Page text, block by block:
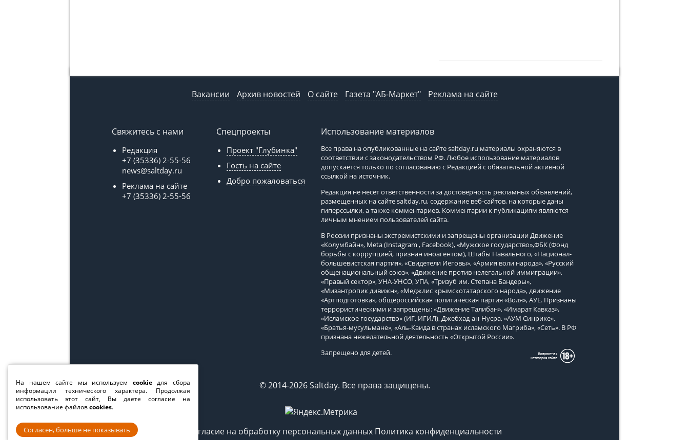
Вакансии Архив новостей О сайте Газета "АБ-Маркет" Реклама на сайте
Свяжитесь с нами
Редакция
+7 (35336) 2-55-56
news@saltday.ru
Реклама на сайте
+7 (35336) 2-55-56
Спецпроекты
Проект "Глубинка"
Гость на сайте
Добро пожаловаться
Использование материалов
Все права на опубликованные на сайтеsaltday.ru материалы охраняются в
соответствии с законодательством РФ. Любое использование материалов
допускается только по согласованию с Редакцией с обязательной активной
ссылкой на источник.
Редакция не несет ответственности за достоверность рекламных объявлений,
размещенных на сайтеsaltday.ru, содержание веб-сайтов, на которые даны
гиперссылки, а также комментариев. Комментарии к публикациям являются
личным мнением пользователей сайта.
В России признаны экстремистскими и запрещены организации Движение
«Колумбайн», Meta (Instagram , Facebook), «Мужское государство»,ФБК (Фонд
борьбы с коррупцией, признан иноагентом), Штабы Навального, «Национал-
большевистская партия», «Свидетели Иеговы», «Армия воли народа», «Русский
общенациональный союз», «Движение против нелегальной иммиграции»,
«Правый сектор», УНА-УНСО, УПА, «Тризуб им. Степана Бандеры»,
«Мизантропик дивижн», «Меджлис крымскотатарского народа», движение
«Артподготовка», общероссийская политическая партия «Воля», АУЕ. Признаны
террористическими и запрещены: «Движение Талибан», «Имарат Кавказ»,
«Исламское государство» (ИГ, ИГИЛ), Джебхад-ан-Нусра, «АУМ Синрике»,
«Братья-мусульмане», «Аль-Каида в странах исламского Магриба», «Сеть». В РФ
признана нежелательной деятельность «Открытой России».
Запрещено для детей.
© 2014-2026 Saltday. Все права защищены.
Согласие на обработку персональных данных Политика конфиденциальности
На нашем сайте мы используем cookieдля сбора
информации технического характера. Продолжая
использовать этот сайт, Вы даете согласие на
использование файловcookies.
Согласен, больше не показывать